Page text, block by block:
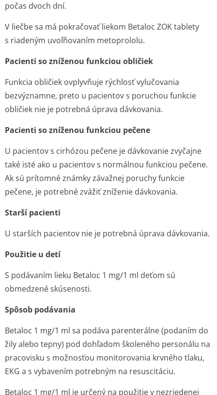
počas dvoch dní.
V liečbe sa má pokračovať liekom Betaloc ZOK tablety
s riadeným uvoľňovaním metoprololu.
Pacienti so zníženou funkciou obličiek
Funkcia obličiek ovplyvňuje rýchlosť vylučovania
bezvýznamne, preto u pacientov s poruchou funkcie
obličiek nie je potrebná úprava dávkovania.
Pacienti so zníženou funkciou pečene
U pacientov s cirhózou pečene je dávkovanie zvyčajne
také isté ako u pacientov s normálnou funkciou pečene.
Ak sú prítomné známky závažnej poruchy funkcie
pečene, je potrebné zvážiť zníženie dávkovania.
Starší pacienti
U starších pacientov nie je potrebná úprava dávkovania.
Použitie u detí
S podávaním lieku Betaloc 1 mg/1 ml deťom sú
obmedzené skúsenosti.
Spôsob podávania
Betaloc 1 mg/1 ml sa podáva parenterálne (podaním do
žily alebo tepny) pod dohľadom školeného personálu na
pracovisku s možnosťou monitorovania krvného tlaku,
EKG a s vybavením potrebným na resuscitáciu.
Betaloc 1 mg/1 ml je určený na použitie v nezriedenej